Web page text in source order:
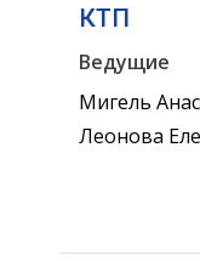
КТП
Ведущие
Мигель
Леонова